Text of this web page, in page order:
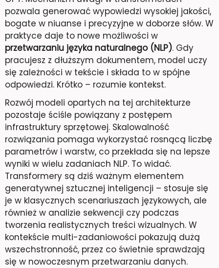
pozwala generować wypowiedzi wysokiej jakości,
bogate w niuanse i precyzyjne w doborze słów. W
praktyce daje to nowe możliwości w
przetwarzaniu języka naturalnego (NLP). Gdy
pracujesz z dłuższym dokumentem, model uczy
się zależności w tekście i składa to w spójne
odpowiedzi. Krótko – rozumie kontekst.
Rozwój modeli opartych na tej architekturze
pozostaje ściśle powiązany z postępem
infrastruktury sprzętowej. Skalowalność
rozwiązania pomaga wykorzystać rosnącą liczbę
parametrów i warstw, co przekłada się na lepsze
wyniki w wielu zadaniach NLP. To widać.
Transformery są dziś ważnym elementem
generatywnej sztucznej inteligencji – stosuje się
je w klasycznych scenariuszach językowych, ale
również w analizie sekwencji czy podczas
tworzenia realistycznych treści wizualnych. W
kontekście multi-zadaniowości pokazują dużą
wszechstronność, przez co świetnie sprawdzają
się w nowoczesnym przetwarzaniu danych.